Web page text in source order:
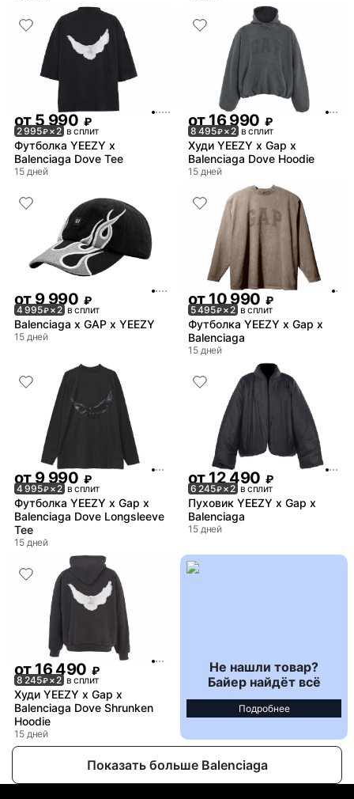
от5 990 ₽
2 995₽× 2 в сплит
Футболка YEEZY x
Balenciaga Dove Tee
15 дней
от16 990 ₽
8 495₽× 2 в сплит
Худи YEEZY x Gap x
Balenciaga Dove Hoodie
15 дней
от9 990 ₽
4 995₽× 2 в сплит
Balenciaga x GAP x YEEZY
15 дней
от10 990 ₽
5 495₽× 2 в сплит
Футболка YEEZY x Gap x
Balenciaga
15 дней
от9 990 ₽
4 995₽× 2 в сплит
Футболка YEEZY x Gap x
Balenciaga Dove Longsleeve
Tee
15 дней
от12 490 ₽
6 245₽× 2 в сплит
Пуховик YEEZY x Gap x
Balenciaga
15 дней
от16 490 ₽
8 245₽× 2 в сплит
Худи YEEZY x Gap x
Balenciaga Dove Shrunken
Hoodie
15 дней
Не нашли товар?
Байер найдёт всё
Подробнее
Показать больше Balenciaga